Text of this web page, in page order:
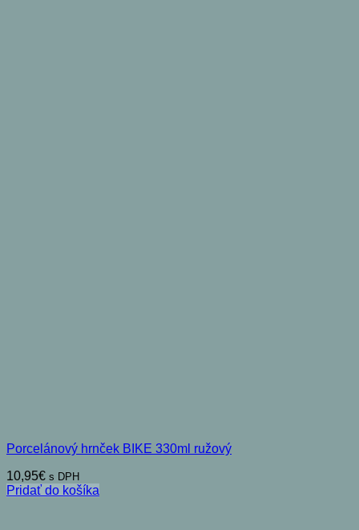
Porcelánový hrnček BIKE 330ml ružový
10,95€ s DPH
Pridať do košíka